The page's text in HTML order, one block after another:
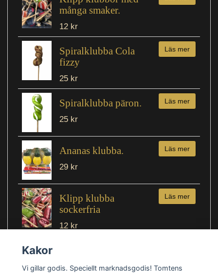
många smaker.
12 kr
Spiralklubba Cola
fizzy
25 kr
Läs mer
Spiralklubba päron.
25 kr
Läs mer
Ananas klubba.
29 kr
Läs mer
Klipp klubba
sockerfria
12 kr
Läs mer
Kakor
Vi gillar godis. Speciellt marknadsgodis! Tomtens